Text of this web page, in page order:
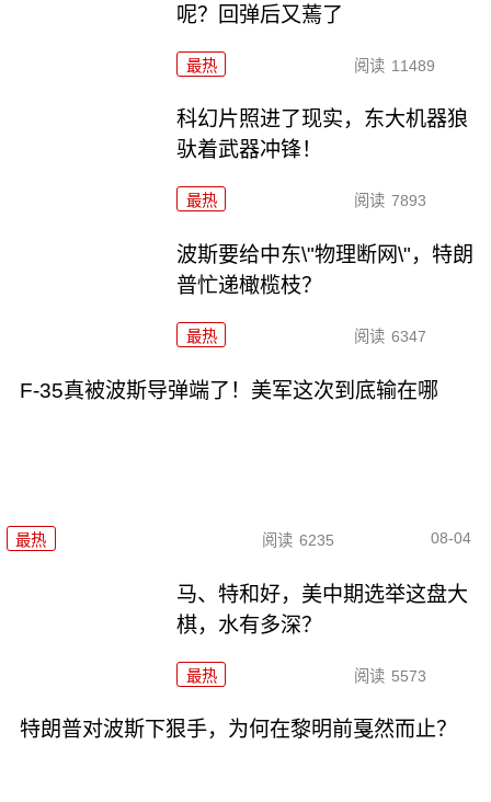
呢？回弹后又蔫了
最热 阅读 11489
科幻片照进了现实，东大机器狼
驮着武器冲锋！
最热 阅读 7893
波斯要给中东\"物理断网\"，特朗
普忙递橄榄枝？
最热 阅读 6347
F-35真被波斯导弹端了！美军这次到底输在哪
最热 阅读 6235 08-04
马、特和好，美中期选举这盘大
棋，水有多深？
最热 阅读 5573
特朗普对波斯下狠手，为何在黎明前戛然而止？